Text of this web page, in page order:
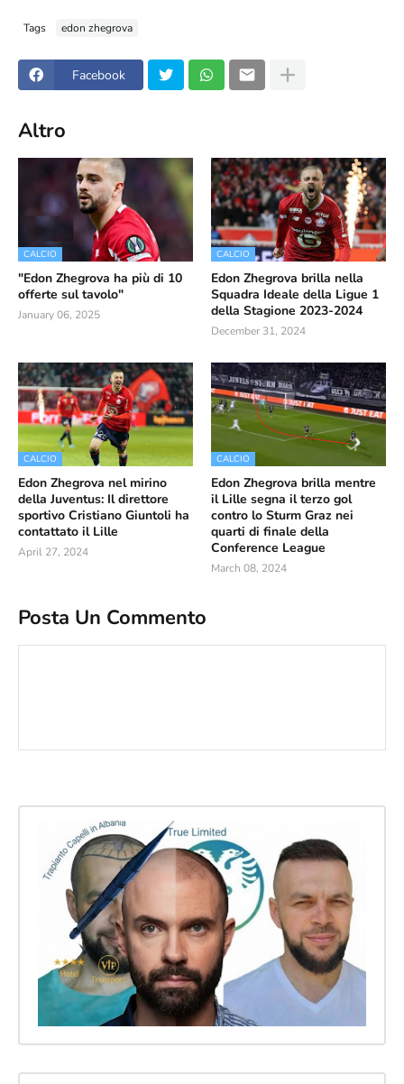
Tags edon zhegrova
Facebook
Altro
CALCIO
"Edon Zhegrova ha più di 10
offerte sul tavolo"
January 06, 2025
CALCIO
Edon Zhegrova brilla nella
Squadra Ideale della Ligue 1
della Stagione 2023-2024
December 31, 2024
CALCIO
Edon Zhegrova nel mirino
della Juventus: Il direttore
sportivo Cristiano Giuntoli ha
contattato il Lille
April 27, 2024
CALCIO
Edon Zhegrova brilla mentre
il Lille segna il terzo gol
contro lo Sturm Graz nei
quarti di finale della
Conference League
March 08, 2024
Posta Un Commento